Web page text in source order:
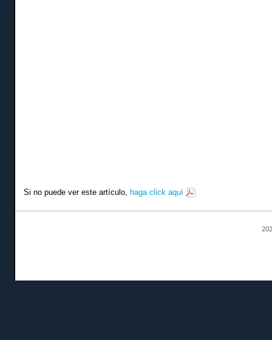
Si no puede ver este artículo, haga click aquí